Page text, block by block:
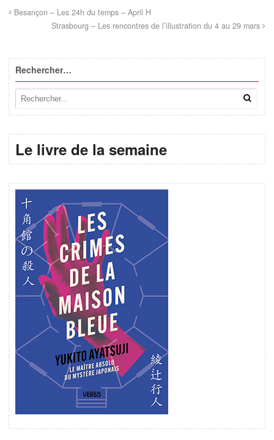
Besançon – Les 24h du temps – April H
Strasbourg – Les rencontres de l’illustration du 4 au 29 mars
Rechercher…
Le livre de la semaine